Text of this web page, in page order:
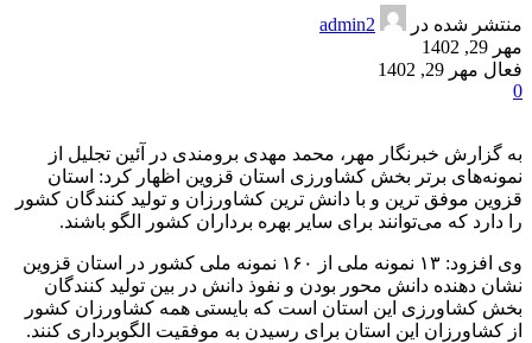
منتشر شده در
admin2
مهر 29, 1402
فعال مهر 29, 1402
0
به گزارش خبرنگار مهر، محمد مهدی برومندی در آئین تجلیل از
نمونه‌های برتر بخش کشاورزی استان قزوین اظهار کرد: استان
قزوین موفق ترین و با دانش ترین کشاورزان و تولید کنندگان کشور
را دارد که می‌توانند برای سایر بهره برداران کشور الگو باشند.
وی افزود: ۱۳ نمونه ملی از ۱۶۰ نمونه ملی کشور در استان قزوین
نشان دهنده دانش محور بودن و نفوذ دانش در بین تولید کنندگان
بخش کشاورزی این استان است که بایستی همه کشاورزان کشور
از کشاورزان این استان برای رسیدن به موفقیت الگوبرداری کنند.